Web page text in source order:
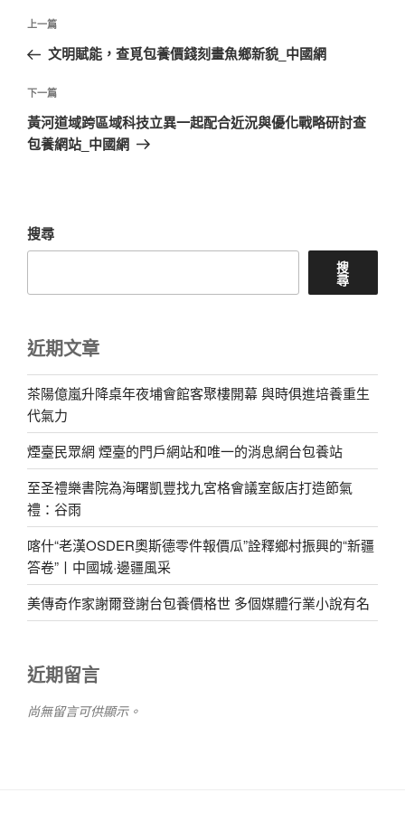
文
導
覽
上
一
文
章
上一篇
文明賦能，查覓包養價錢刻畫魚鄉新貌_中國網
下
一
篇
下一篇
黃河道域跨區域科技立異一起配合近況與優化戰略研討查
包養網站_中國網
搜尋
搜
尋
近期文章
茶陽億嵐升降桌年夜埔會館客聚樓開幕 與時俱進培養重生
代氣力
煙臺民眾網 煙臺的門戶網站和唯一的消息網台包養站
至圣禮樂書院為海曙凱豐找九宮格會議室飯店打造節氣
禮：谷雨
喀什“老漢OSDER奧斯德零件報價瓜”詮釋鄉村振興的“新疆
答卷”丨中國城·邊疆風采
美傳奇作家謝爾登謝台包養價格世 多個媒體行業小說有名
近期留言
尚無留言可供顯示。